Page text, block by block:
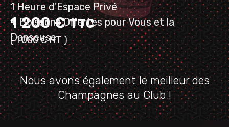
1 Heure d'Espace Privé
+ Boissons Offertes pour Vous et la
Danseuse
1 200 €TTC
( 1 000 €HT)
Nous avons également le meilleur des
Champagnes au Club !